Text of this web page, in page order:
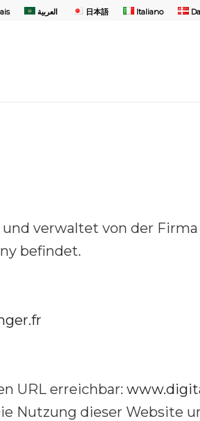
العربية 日本語 Italiano
verwaltet von der
befindet.
URL erreichbar:
Nutzung dieser Website